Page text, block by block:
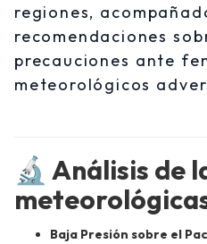
regiones,
recomendaciones
precauciones ante
meteorológicos
🔬 Análisis de
Baja Presión sobre el